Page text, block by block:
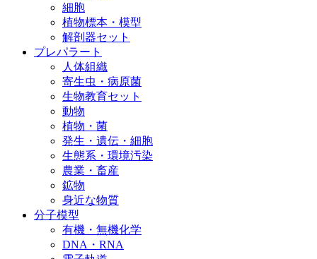
細胞
植物標本・模型
解剖器セット
プレパラート
人体組織
寄生虫・病原菌
生物教育セット
動物
植物・菌
発生・遺伝・細胞
生態系・環境汚染
農業・畜産
鉱物
身近な物質
分子模型
有機・無機化学
DNA・RNA